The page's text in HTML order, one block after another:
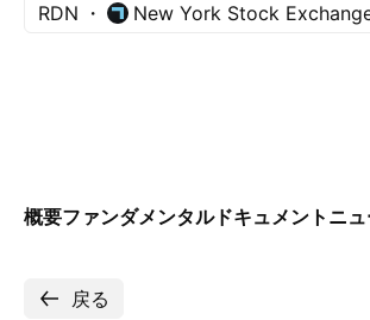
RDN New York Stock
概要ファンダメンタルドキュメント ニ
戻る